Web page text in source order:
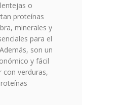
o
proteínas
minerales y
para el
son un
y fácil
con verduras,